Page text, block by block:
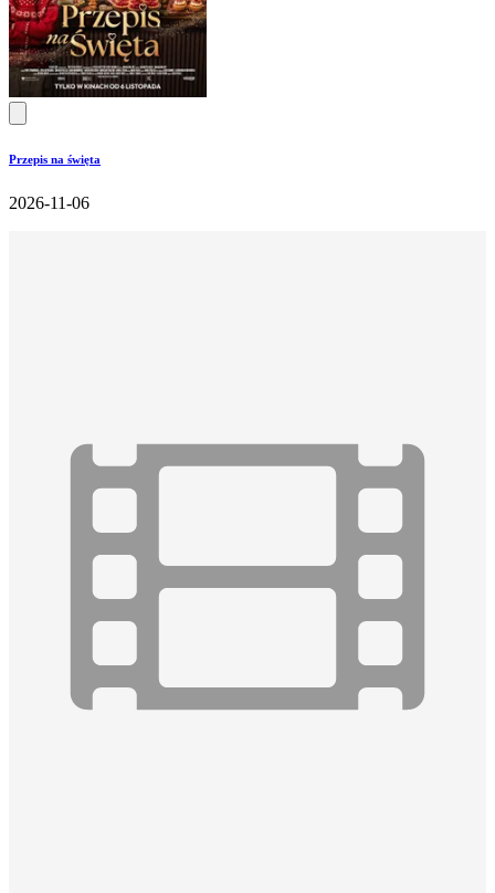
Przepis na święta
2026-11-06